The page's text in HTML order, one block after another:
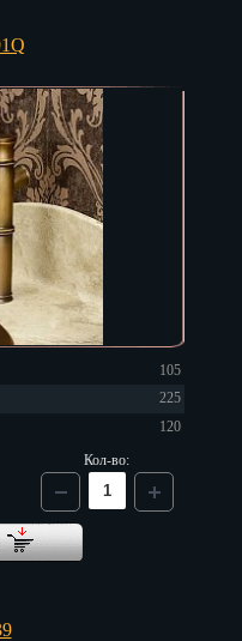
Назрань
Нальчик
Нарьян-Мар
Ниж. Новгород
Новокузнецк
Новороссийск
Новочеркасск
Норильск
Омск
105
225
120
Кол-во: